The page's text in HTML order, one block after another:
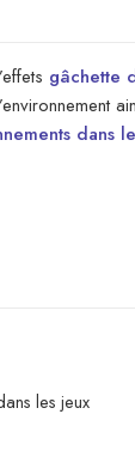
gâchette
dans
les jeux